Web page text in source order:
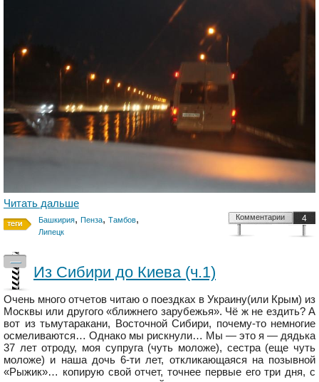
Читать дальше
Башкирия, Пенза, Тамбов,
Липецк
4
Комментарии
—
Из Сибири до Киева (ч.1)
Очень много отчетов читаю о поездках в Украину(или Крым) из
Москвы или другого «ближнего зарубежья». Чё ж не ездить? А
вот из тьмутаракани, Восточной Сибири, почему-то немногие
осмеливаются… Однако мы рискнули… Мы — это я — дядька
37 лет отроду, моя супруга (чуть моложе), сестра (еще чуть
моложе) и наша дочь 6-ти лет, откликающаяся на позывной
«Рыжик»… копирую свой отчет, точнее первые его три дня, с